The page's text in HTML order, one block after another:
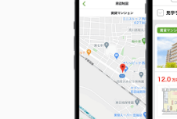
三重県四日市市日永東３
価 格
3.90
住 所
三重県
専有面積
間取り
1K